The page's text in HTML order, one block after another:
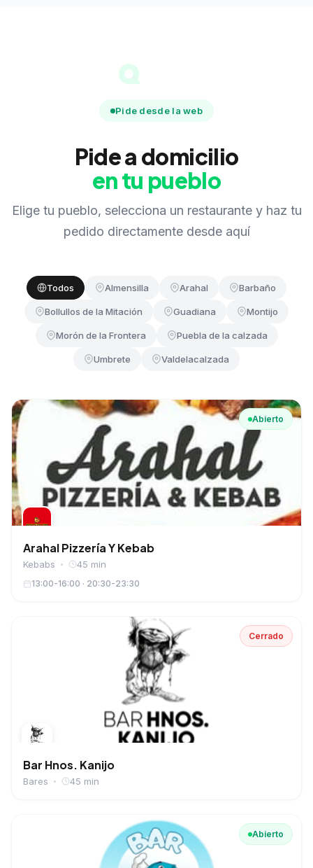
Pide desde la web
Pide a domicilio
en tu pueblo
Elige tu pueblo, selecciona un restaurante y haz tu
pedido directamente desde aquí
Todos Almensilla Arahal Barbaño
Bollullos de la Mitación Guadiana Montijo
Morón de la Frontera Puebla de la calzada
Umbrete Valdelacalzada
Abierto
Arahal Pizzería Y Kebab
Kebabs 45 min
13:00-16:00 · 20:30-23:30
Cerrado
Bar Hnos. Kanijo
Bares 45 min
Abierto